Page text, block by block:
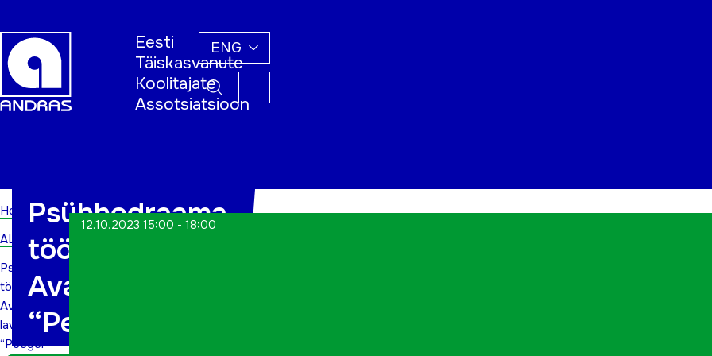
Eesti
Täiskasvanute
Koolitajate
Assotsiatsioon
ENG
Home
ALWs
Psühhodraama
töötuba.
Avatud
lava
“Peegel”
Psühhodraama
töötuba.
Avatud lava
“Peegel”
12.10.2023 15:00 - 18:00